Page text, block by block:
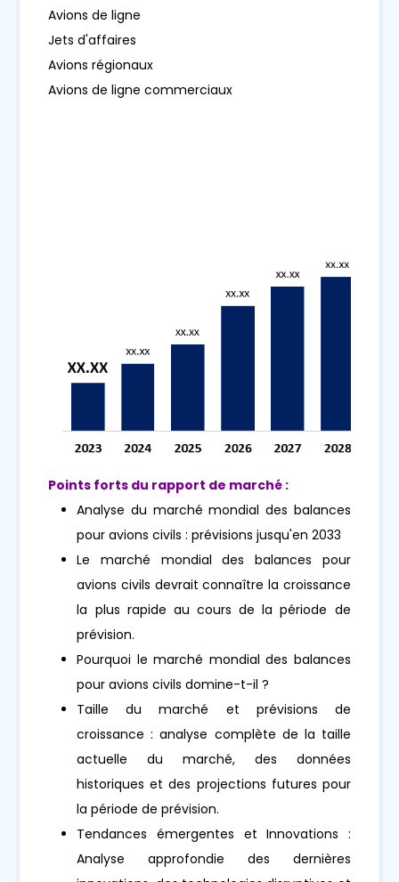
Avions de ligne
Jets d'affaires
Avions régionaux
Avions de ligne commerciaux
Points forts du rapport de marché :
Analyse du marché mondial des balances
pour avions civils : prévisions jusqu'en 2033
Le marché mondial des balances pour
avions civils devrait connaître la croissance
la plus rapide au cours de la période de
prévision.
Pourquoi le marché mondial des balances
pour avions civils domine-t-il ?
Taille du marché et prévisions de
croissance : analyse complète de la taille
actuelle du marché, des données
historiques et des projections futures pour
la période de prévision.
Tendances émergentes et Innovations :
Analyse approfondie des dernières